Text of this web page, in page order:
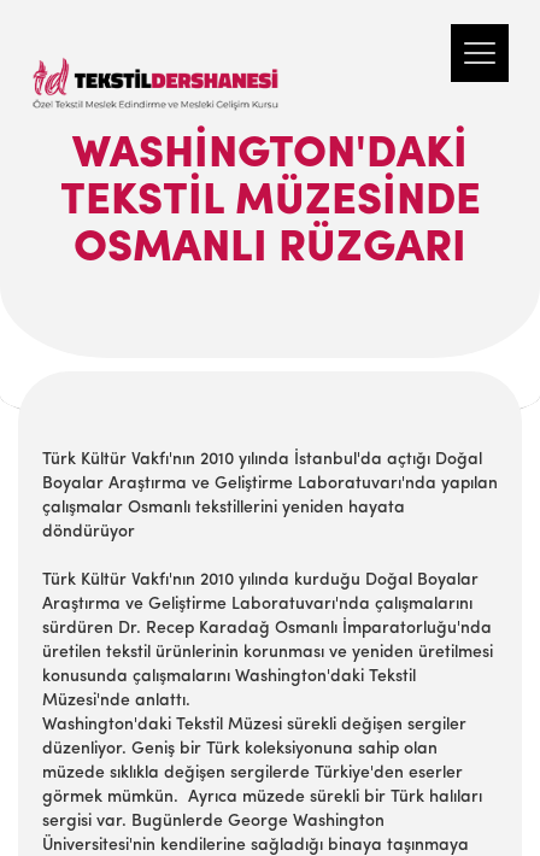
WASHINGTON'DAKI
TEKSTIL MÜZESINDE
OSMANLI RÜZGARI
Türk Kültür Vakfı'nın 2010 yılında İstanbul'da açtığı Doğal
Boyalar Araştırma ve Geliştirme Laboratuvarı'nda yapılan
çalışmalar Osmanlı tekstillerini yeniden hayata
döndürüyor
Türk Kültür Vakfı'nın 2010 yılında kurduğu Doğal Boyalar
Araştırma ve Geliştirme Laboratuvarı'nda çalışmalarını
sürdüren Dr. Recep Karadağ Osmanlı İmparatorluğu'nda
üretilen tekstil ürünlerinin korunması ve yeniden üretilmesi
konusunda çalışmalarını Washington'daki Tekstil
Müzesi'nde anlattı.
Washington'daki Tekstil Müzesi sürekli değişen sergiler
düzenliyor. Geniş bir Türk koleksiyonuna sahip olan
müzede sıklıkla değişen sergilerde Türkiye'den eserler
görmek mümkün. Ayrıca müzede sürekli bir Türk halıları
sergisi var. Bugünlerde George Washington
Üniversitesi'nin kendilerine sağladığı binaya taşınmaya